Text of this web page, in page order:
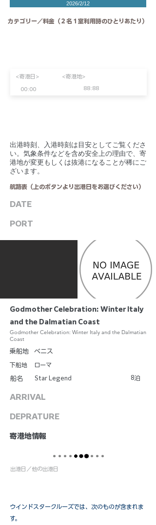
<寄港日>
00:00 88:88
<寄港地>
2026/2/12
カテゴリー／料金（２名１室利用時のひとりあたり）
​出港時刻、入港時刻は目安としてご覧くださ
い。気象条件などを含め安全上の理由で、寄
港地が変更もしくは抜港になることが稀にご
ざいます。
航路表（上のボタンより出港日をお選びください）
DATE
PORT
Godmother Celebration: Winter Italy
and the Dalmatian Coast
Godmother Celebration: Winter Italy and the Dalmatian
Coast
乗船地
下船地
船名
ベニス
ローマ
Star Legend 8泊
ARRIVAL
DEPRATURE
​寄港地情報
出港日／他の出港日
ウインドスタークルーズでは、次のものが含まれま
す。